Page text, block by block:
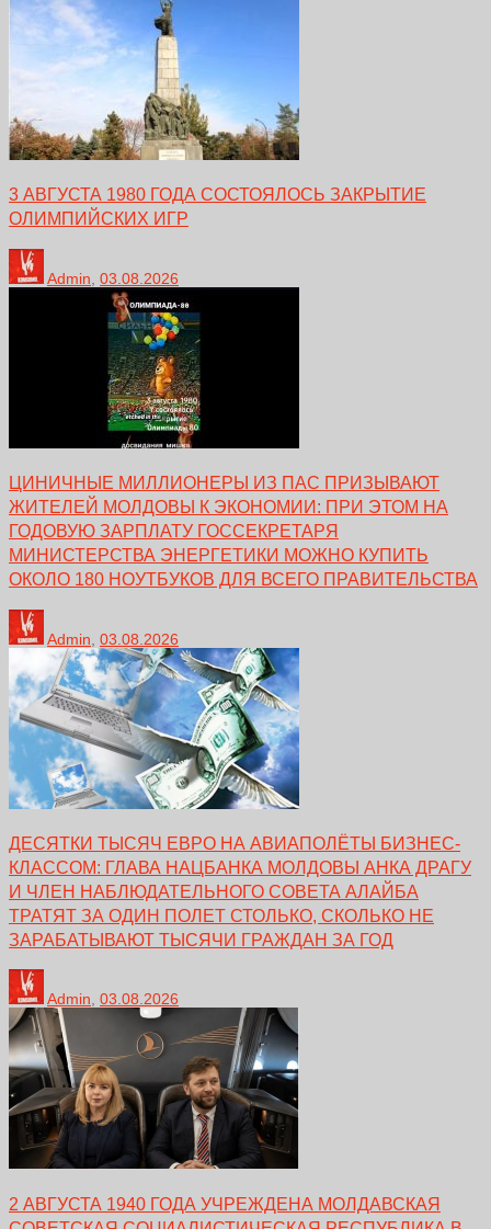
3 АВГУСТА 1980 ГОДА СОСТОЯЛОСЬ ЗАКРЫТИЕ
ОЛИМПИЙСКИХ ИГР
Admin 03.08.2026
ЦИНИЧНЫЕ МИЛЛИОНЕРЫ ИЗ ПАС ПРИЗЫВАЮТ
ЖИТЕЛЕЙ МОЛДОВЫ К ЭКОНОМИИ: ПРИ ЭТОМ НА
ГОДОВУЮ ЗАРПЛАТУ ГОССЕКРЕТАРЯ
МИНИСТЕРСТВА ЭНЕРГЕТИКИ МОЖНО КУПИТЬ
ОКОЛО 180 НОУТБУКОВ ДЛЯ ВСЕГО ПРАВИТЕЛЬСТВА
Admin 03.08.2026
ДЕСЯТКИ ТЫСЯЧ ЕВРО НА АВИАПОЛЁТЫ БИЗНЕС-
КЛАССОМ: ГЛАВА НАЦБАНКА МОЛДОВЫ АНКА ДРАГУ
И ЧЛЕН НАБЛЮДАТЕЛЬНОГО СОВЕТА АЛАЙБА
ТРАТЯТ ЗА ОДИН ПОЛЕТ СТОЛЬКО, СКОЛЬКО НЕ
ЗАРАБАТЫВАЮТ ТЫСЯЧИ ГРАЖДАН ЗА ГОД
Admin, 03.08.2026
2 АВГУСТА 1940 ГОДА УЧРЕЖДЕНА МОЛДАВСКАЯ